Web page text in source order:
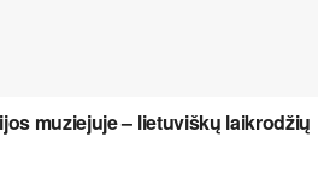
muziejuje – lietuviškų laikrodžių